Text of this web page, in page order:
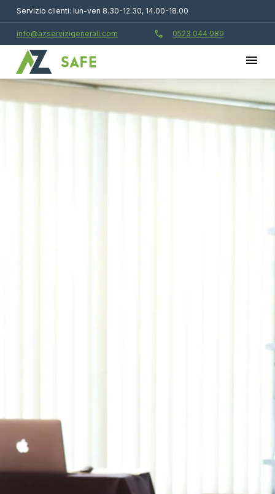
Servizio clienti: lun-ven 8.30-12.30, 14.00-18.00
info@azservizigenerali.com call 0523 044 989